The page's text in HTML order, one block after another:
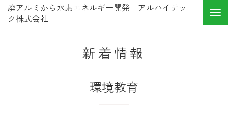
廃アルミから水素エネルギー開発｜アルハイテッ
ク株式会社
新着情報
環境教育